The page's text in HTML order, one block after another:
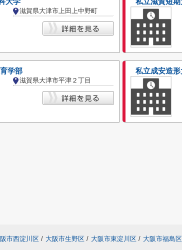
滋賀県大津市上田上中野町
学部
滋賀県大津市平津２丁目
私立成安造形
市西淀川区 / 大阪市生野区 / 大阪市東淀川区 / 大阪市福島区